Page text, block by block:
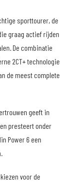
sporttourer, de
graag actief rijden
De combinatie
2CT+ technologie
de meest complete
geeft in
presteert onder
Power 6 een
voor de